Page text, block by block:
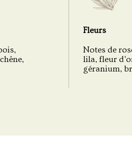
Fleurs
Notes de
lila, fleur
géranium,